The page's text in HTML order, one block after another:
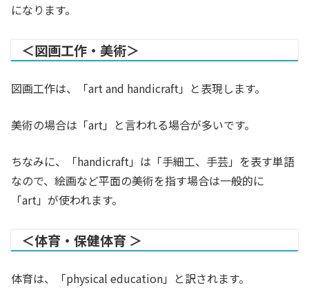
になります。
＜図画工作・美術＞
図画工作は、「art and handicraft」と表現します。
美術の場合は「art」と言われる場合が多いです。
ちなみに、「handicraft」は「手細工、 手芸」を表す単語
なので、絵画など平面の美術を指す場合は一般的に
「art」が使われます。
＜体育・保健体育 ＞
体育は、「physical education」と訳されます。